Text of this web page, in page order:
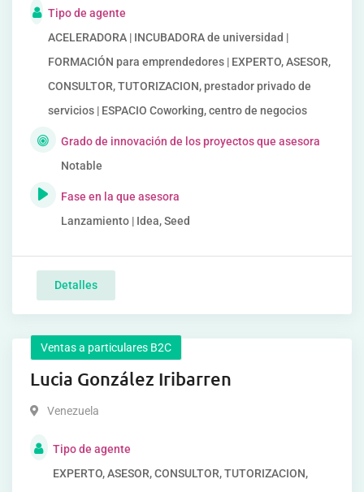
Tipo de agente
ACELERADORA | INCUBADORA de universidad |
FORMACIÓN para emprendedores | EXPERTO, ASESOR,
CONSULTOR, TUTORIZACION, prestador privado de
servicios | ESPACIO Coworking, centro de negocios
Grado de innovación de los proyectos que asesora
Notable
Fase en la que asesora
Lanzamiento | Idea, Seed
Detalles
Ventas a particulares B2C
Lucia González Iribarren
Venezuela
Tipo de agente
EXPERTO, ASESOR, CONSULTOR, TUTORIZACION,